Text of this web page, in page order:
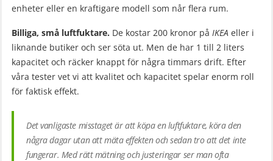
enheter eller en kraftigare modell som når flera rum.
Billiga, små luftfuktare. De kostar 200 kronor på IKEA eller i
liknande butiker och ser söta ut. Men de har 1 till 2 liters
kapacitet och räcker knappt för några timmars drift. Efter
våra tester vet vi att kvalitet och kapacitet spelar enorm roll
för faktisk effekt.
Det vanligaste misstaget är att köpa en luftfuktare, köra den
några dagar utan att mäta effekten och sedan tro att det inte
fungerar. Med rätt mätning och justeringar ser man ofta